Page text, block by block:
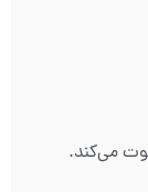
می‌کند.